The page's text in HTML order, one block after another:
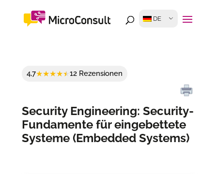
DE
4,7 12 Rezensionen
Security Engineering: Security-
Fundamente für eingebettete
Systeme (Embedded Systems)